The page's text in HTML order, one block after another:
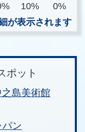
10%
0%
が表示されます
ポット
島美術館
パン